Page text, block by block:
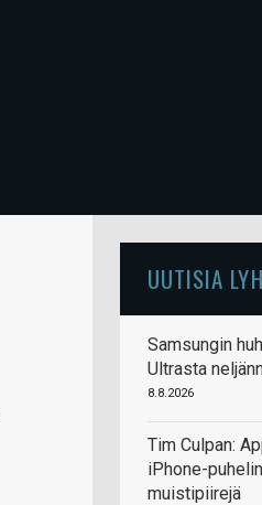
UUTISIA
Samsungin
Ultrasta
8.8.2026
Tim Culpan:
iPhone-
muistipiirejä